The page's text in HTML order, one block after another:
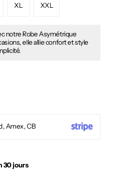
XL XXL
notre Robe Asymétrique
elle allie confort et style
Amex, CB
30 jours